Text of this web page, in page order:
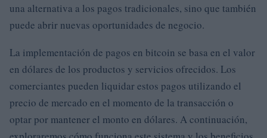
una alternativa a los pagos tradicionales, sino que también
puede abrir nuevas oportunidades de negocio.
La implementación de pagos en bitcoin se basa en el valor
en dólares de los productos y servicios ofrecidos. Los
comerciantes pueden liquidar estos pagos utilizando el
precio de mercado en el momento de la transacción o
optar por mantener el monto en dólares. A continuación,